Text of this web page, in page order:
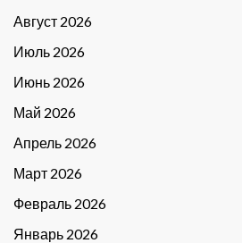
Август 2026
Июль 2026
Июнь 2026
Май 2026
Апрель 2026
Март 2026
Февраль 2026
Январь 2026